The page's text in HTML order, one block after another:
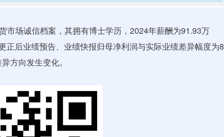
场诚信档案，其拥有博士学历，2024年薪酬为91.93万
正后业绩预告、业绩快报归母净利润与实际业绩差异幅度为8
方向发生变化。